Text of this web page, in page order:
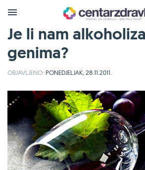
Je li nam
genima?
OBJAVLJENO: PONEDJELJAK, 28.11.2011.